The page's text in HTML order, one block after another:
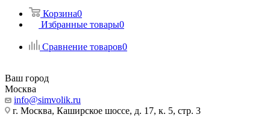
Корзина0
Избранные товары0
Сравнение товаров0
Ваш город
Москва
info@simvolik.ru
г. Москва, Каширское шоссе, д. 17, к. 5, стр. 3